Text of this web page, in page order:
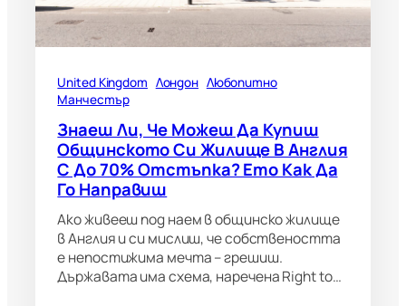
United Kingdom Лондон Любопитно
Манчестър
Знаеш Ли, Че Можеш Да Купиш
Общинското Си Жилище В Англия
С До 70% Отстъпка? Ето Как Да
Го Направиш
Ако живееш под наем в общинско жилище
в Англия и си мислиш, че собствеността
е непостижима мечта – грешиш.
Държавата има схема, наречена Right to…